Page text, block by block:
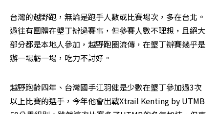
台灣的越野跑，無論是跑手人數或比賽場次，多在台北。
過往有團體在墾丁辦過賽事，但參賽人數不理想，且絕大
部分都是本地人參加，越野跑圈流傳，在墾丁辦賽幾乎是
辦一場虧一場，吃力不討好。
越野跑齡四年、台灣國手江羽健是少數在墾丁參加過3次
以上比賽的選手，今年他會出戰Xtrail Kenting by UTMB